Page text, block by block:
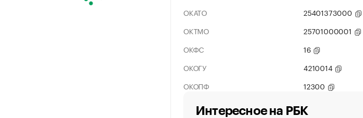
ОКАТО
25401373000
ОКТМО
25701000001
ОКФС
16
ОКОГУ
4210014
ОКОПФ
12300
Интересное на РБК